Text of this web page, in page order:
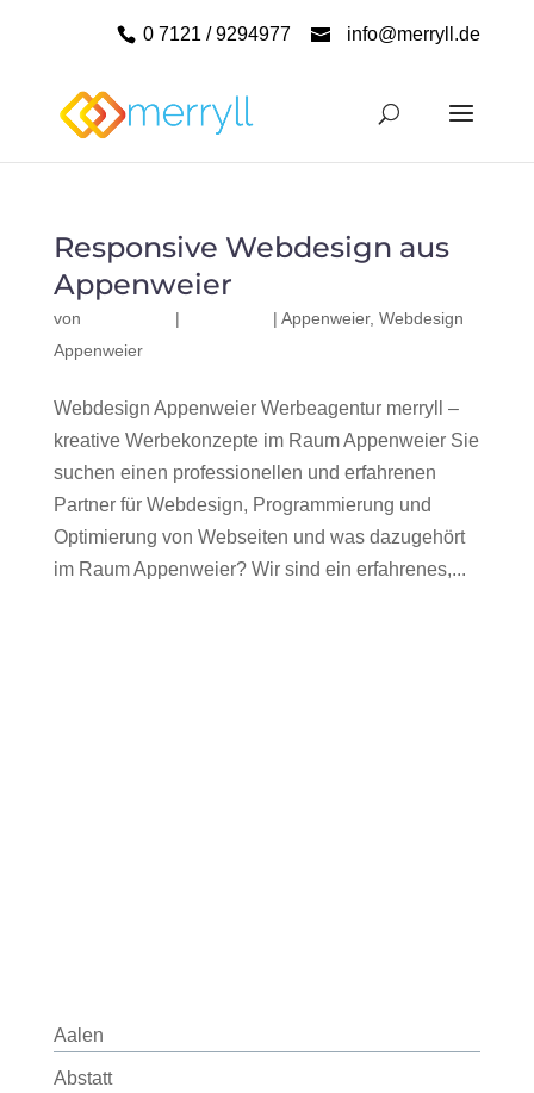
0 7121 / 9294977 info@merryll.de
Responsive Webdesign aus
Appenweier
von | | Appenweier, Webdesign
Appenweier
Webdesign Appenweier Werbeagentur merryll –
kreative Werbekonzepte im Raum Appenweier Sie
suchen einen professionellen und erfahrenen
Partner für Webdesign, Programmierung und
Optimierung von Webseiten und was dazugehört
im Raum Appenweier? Wir sind ein erfahrenes,...
Aalen
Abstatt